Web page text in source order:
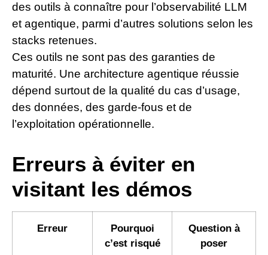
des outils à connaître pour l’observabilité LLM
et agentique, parmi d’autres solutions selon les
stacks retenues.
Ces outils ne sont pas des garanties de
maturité. Une architecture agentique réussie
dépend surtout de la qualité du cas d’usage,
des données, des garde-fous et de
l’exploitation opérationnelle.
Erreurs à éviter en
visitant les démos
Erreur
Pourquoi
c’est risqué
Question à
poser